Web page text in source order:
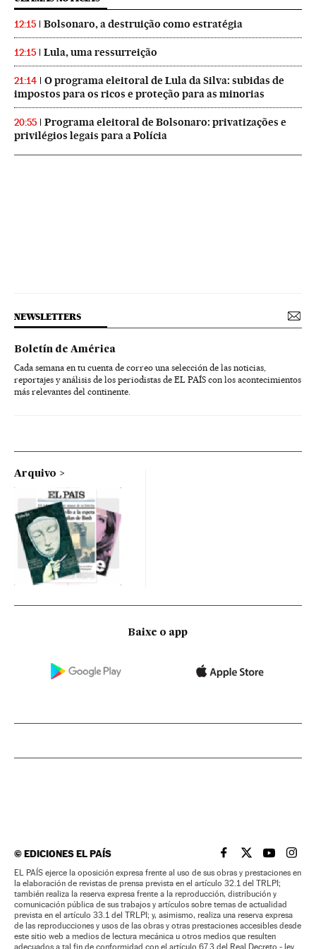
12:15 Bolsonaro, a destruição como estratégia
12:15 Lula, uma ressurreição
21:14
O programa eleitoral de Lula da Silva: subidas de
impostos para os ricos e proteção para as minorias
20:55
Programa eleitoral de Bolsonaro: privatizações e
privilégios legais para a Polícia
NEWSLETTERS
Boletín de América
Cada semana en tu cuenta de correo una selección de las noticias,
reportajes y análisis de los periodistas de EL PAÍS con los acontecimientos
más relevantes del continente.
Arquivo
Baixe o app
©EDICIONES EL PAÍS EL PAÍS BRASIL EN
EL PAÍSEL PAÍS
EL
EL PAÍS ejerce la oposición expresa frente al uso de sus obras y prestaciones en
la elaboración de revistas de prensa prevista en el artículo 32.1 del TRLPI;
también realiza la reserva expresa frente a la reproducción, distribución y
comunicación pública de sus trabajos y artículos sobre temas de actualidad
prevista en el artículo 33.1 del TRLPI; y, asimismo, realiza una reserva expresa
de las reproducciones y usos de las obras y otras prestaciones accesibles desde
este sitio web a medios de lectura mecánica u otros medios que resulten